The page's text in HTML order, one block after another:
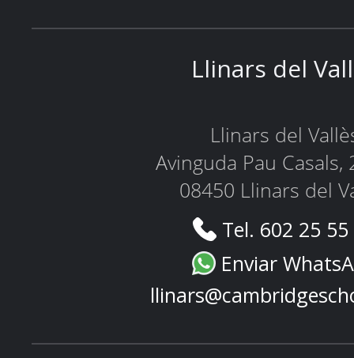
Llinars del
Llinars del
Avinguda Pau Casals,
08450 Llinars del
Tel. 602 25
Enviar